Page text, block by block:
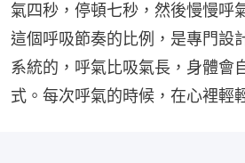
氣四秒，停頓七秒，然後慢慢呼
這個呼吸節奏的比例，是專門設
系統的，呼氣比吸氣長，身體會
式。每次呼氣的時候，在心裡輕